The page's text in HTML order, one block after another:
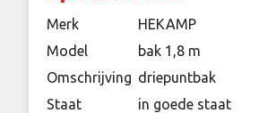
Merk
HEKAMP
Model
bak 1,8 m
Omschrijving driepuntbak
Staat
in goede staat